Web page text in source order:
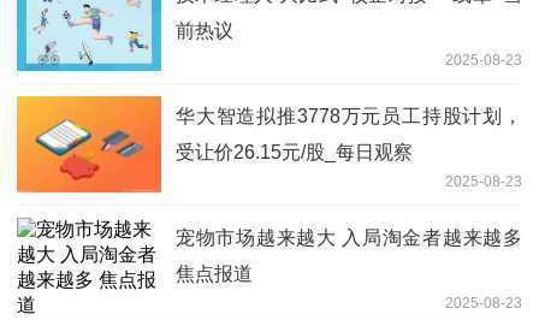
前热议
2025-08-23
华大智造拟推3778万元员工持股计划，
受让价26.15元/股_每日观察
2025-08-23
宠物市场越来越大 入局淘金者越来越多
焦点报道
2025-08-23